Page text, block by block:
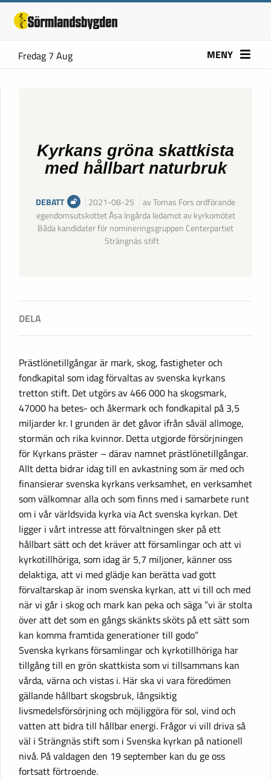
Fredag 7 Aug MENY
Kyrkans gröna skattkista
med hållbart naturbruk
DEBATT 2021-08-25
av Tomas Fors ordförande
egendomsutskottet Åsa Ingårda ledamot av kyrkomötet
Båda kandidater för nomineringsgruppen Centerpartiet
Strängnäs stift
Prästlönetillgångar är mark, skog, fastigheter och
fondkapital som idag förvaltas av svenska kyrkans
tretton stift. Det utgörs av 466 000 ha skogsmark,
47000 ha betes- och åkermark och fondkapital på 3,5
miljarder kr. I grunden är det gåvor ifrån såväl allmoge,
stormän och rika kvinnor. Detta utgjorde försörjningen
för Kyrkans präster – därav namnet prästlönetillgångar.
Allt detta bidrar idag till en avkastning som är med och
finansierar svenska kyrkans verksamhet, en verksamhet
som välkomnar alla och som finns med i samarbete runt
om i vår världsvida kyrka via Act svenska kyrkan. Det
ligger i vårt intresse att förvaltningen sker på ett
hållbart sätt och det kräver att församlingar och att vi
kyrkotillhöriga, som idag är 5,7 miljoner, känner oss
delaktiga, att vi med glädje kan berätta vad gott
förvaltarskap är inom svenska kyrkan, att vi till och med
när vi går i skog och mark kan peka och säga ”vi är stolta
över att det som en gångs skänkts sköts på ett sätt som
kan komma framtida generationer till godo”
Svenska kyrkans församlingar och kyrkotillhöriga har
tillgång till en grön skattkista som vi tillsammans kan
vårda, värna och vistas i. Här ska vi vara föredömen
gällande hållbart skogsbruk, långsiktig
livsmedelsförsörjning och möjliggöra för sol, vind och
vatten att bidra till hållbar energi. Frågor vi vill driva så
väl i Strängnäs stift som i Svenska kyrkan på nationell
nivå. På valdagen den 19 september kan du ge oss
fortsatt förtroende.